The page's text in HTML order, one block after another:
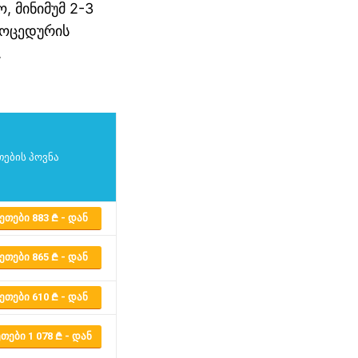
მინიმუმ 2-3
პოვნა
883 - ᲓᲐᲜ
865 - ᲓᲐᲜ
610 - ᲓᲐᲜ
1 078 - ᲓᲐᲜ